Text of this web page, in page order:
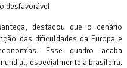
desfavorável
destacou que o cenário
das dificuldades da Europa e
Esse quadro acaba
especialmente a brasileira.